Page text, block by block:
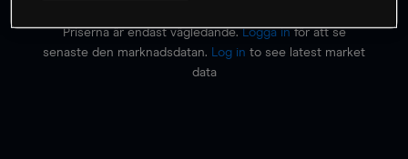
Priserna är endast vägledande.Logga inför att se
senaste den marknadsdatan.
Log in to see latest market
data